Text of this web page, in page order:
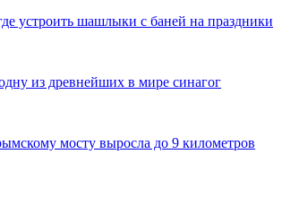
устроить шашлыки с баней на праздники
из древнейших в мире синагог
мосту выросла до 9 километров